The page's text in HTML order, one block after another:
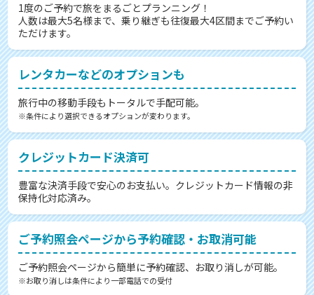
1度のご予約で旅をまるごとプランニング！
人数は最大5名様まで、乗り継ぎも往復最大4区間までご予約い
ただけます。
レンタカーなどのオプションも
旅行中の移動手段もトータルで手配可能。
※条件により選択できるオプションが変わります。
クレジットカード決済可
豊富な決済手段で安心のお支払い。クレジットカード情報の非
保持化対応済み。
ご予約照会ページから予約確認・お取消可能
ご予約照会ページから簡単に予約確認、お取り消しが可能。
※お取り消しは条件により一部電話での受付